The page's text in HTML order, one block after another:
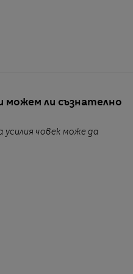
можем ли съзнателно
човек може да